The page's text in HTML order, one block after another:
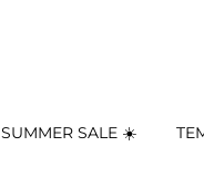
SUMMER SALE ☀️